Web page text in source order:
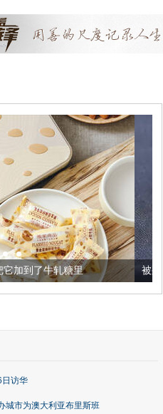
被列入佛家七宝的它
访华
城市为澳大利亚布里斯班